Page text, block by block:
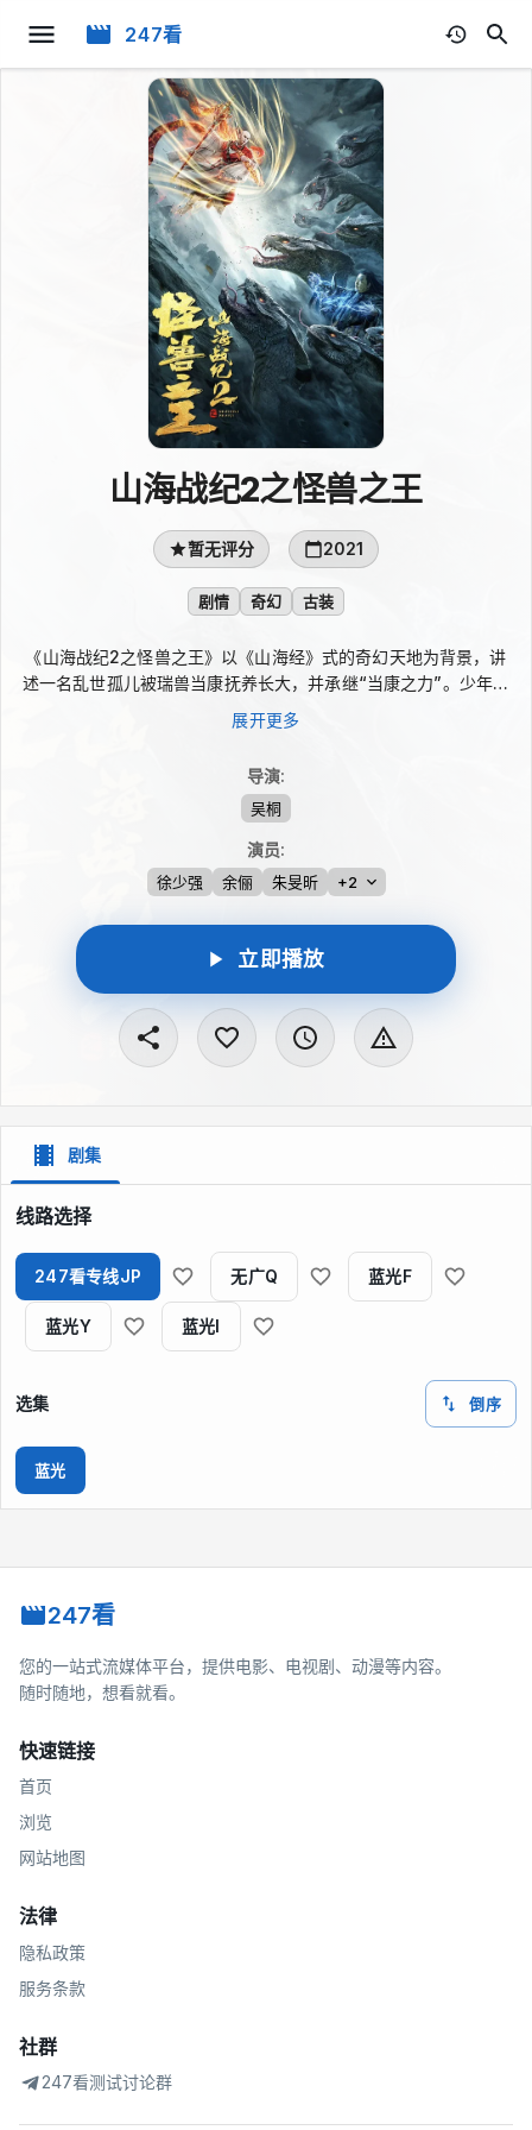
247看
山海战纪2之怪兽之王
暂无评分 2021
剧情 奇幻 古装
《山海战纪2之怪兽之王》以《山海经》式的奇幻天地为背景，讲
述一名乱世孤儿被瑞兽当康抚养长大，并承继“当康之力”。少年独
自踏入江湖，在白泽的引导下追寻力量的真正意义，也在为百姓除
害的历练中逐渐分辨善恶，最终肩负起守护九州苍生的使命。
展开更多
导演:
吴桐
演员:
徐少强 余俪 朱旻昕 +2
立即播放
剧集
线路选择
247看专线JP 无广Q 蓝光F
蓝光Y 蓝光I
选集 倒序
蓝光
247看
您的一站式流媒体平台，提供电影、电视剧、动漫等内容。
随时随地，想看就看。
快速链接
首页
浏览
网站地图
法律
隐私政策
服务条款
社群
247看测试讨论群